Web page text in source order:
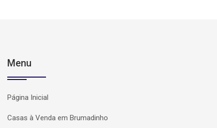
Menu
Página Inicial
Casas à Venda em Brumadinho